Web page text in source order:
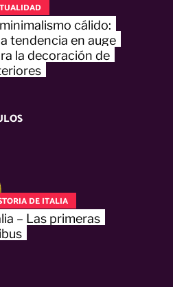
cálido:
tendencia en auge
la decoración de
DE ITALIA
– Las primeras